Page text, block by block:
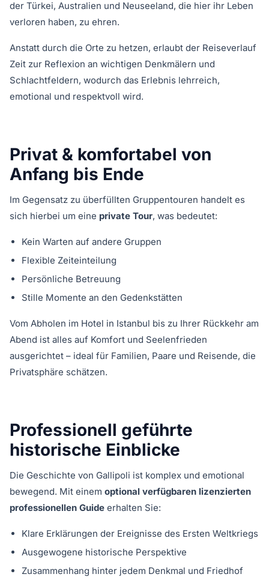
der Türkei, Australien und Neuseeland, die hier ihr Leben
verloren haben, zu ehren.
Anstatt durch die Orte zu hetzen, erlaubt der Reiseverlauf
Zeit zur Reflexion an wichtigen Denkmälern und
Schlachtfeldern, wodurch das Erlebnis lehrreich,
emotional und respektvoll wird.
Privat & komfortabel von
Anfang bis Ende
Im Gegensatz zu überfüllten Gruppentouren handelt es
sich hierbei um eine private Tour, was bedeutet:
Kein Warten auf andere Gruppen
Flexible Zeiteinteilung
Persönliche Betreuung
Stille Momente an den Gedenkstätten
Vom Abholen im Hotel in Istanbul bis zu Ihrer Rückkehr am
Abend ist alles auf Komfort und Seelenfrieden
ausgerichtet – ideal für Familien, Paare und Reisende, die
Privatsphäre schätzen.
Professionell geführte
historische Einblicke
Die Geschichte von Gallipoli ist komplex und emotional
bewegend. Mit einem optional verfügbaren lizenzierten
professionellen Guide erhalten Sie:
Klare Erklärungen der Ereignisse des Ersten Weltkriegs
Ausgewogene historische Perspektive
Zusammenhang hinter jedem Denkmal und Friedhof